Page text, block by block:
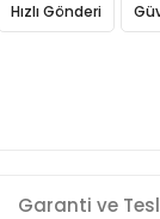
Hızlı Gönderi
Garanti ve